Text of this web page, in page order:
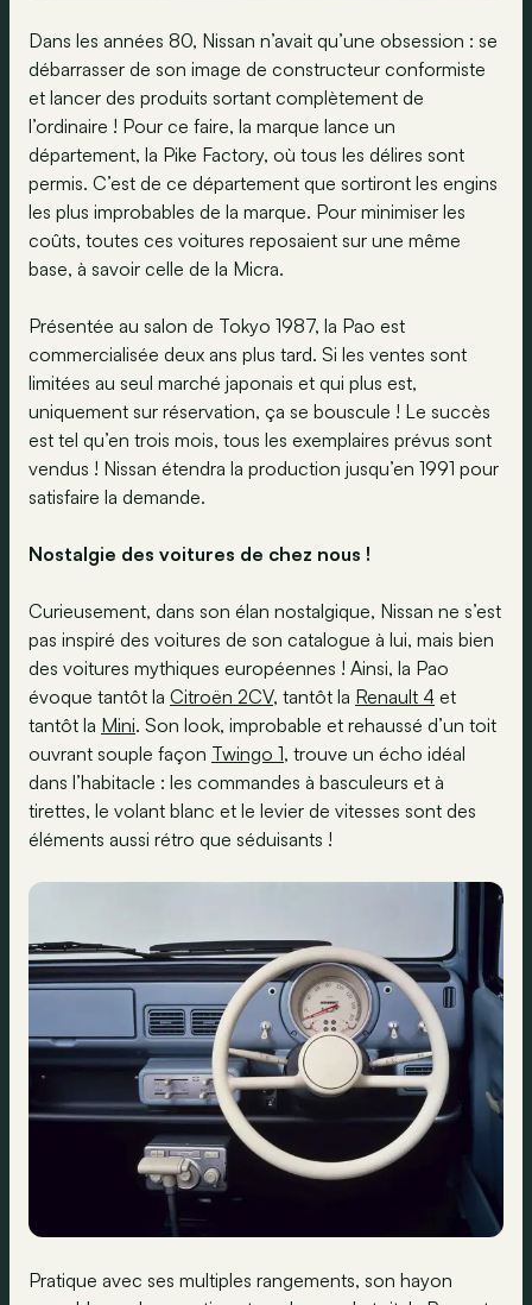
Dans les années 80, Nissan n’avait qu’une obsession : se
débarrasser de son image de constructeur conformiste
et lancer des produits sortant complètement de
l’ordinaire ! Pour ce faire, la marque lance un
département, la Pike Factory, où tous les délires sont
permis. C’est de ce département que sortiront les engins
les plus improbables de la marque. Pour minimiser les
coûts, toutes ces voitures reposaient sur une même
base, à savoir celle de la Micra.
Présentée au salon de Tokyo 1987, la Pao est
commercialisée deux ans plus tard. Si les ventes sont
limitées au seul marché japonais et qui plus est,
uniquement sur réservation, ça se bouscule ! Le succès
est tel qu’en trois mois, tous les exemplaires prévus sont
vendus ! Nissan étendra la production jusqu’en 1991 pour
satisfaire la demande.
Nostalgie des voitures de chez nous !
Curieusement, dans son élan nostalgique, Nissan ne s’est
pas inspiré des voitures de son catalogue à lui, mais bien
des voitures mythiques européennes ! Ainsi, la Pao
évoque tantôt la Citroën 2CV, tantôt la Renault 4 et
tantôt la Mini. Son look, improbable et rehaussé d’un toit
ouvrant souple façon Twingo 1, trouve un écho idéal
dans l’habitacle : les commandes à basculeurs et à
tirettes, le volant blanc et le levier de vitesses sont des
éléments aussi rétro que séduisants !
Pratique avec ses multiples rangements, son hayon